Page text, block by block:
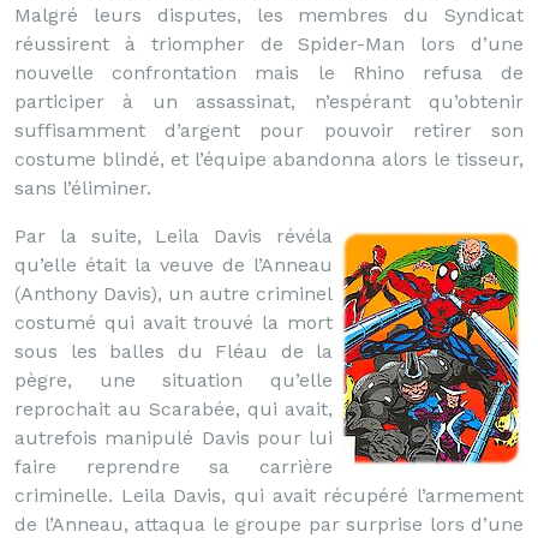
Malgré leurs disputes, les membres du Syndicat
réussirent à triompher de Spider-Man lors d’une
nouvelle confrontation mais le Rhino refusa de
participer à un assassinat, n’espérant qu’obtenir
suffisamment d’argent pour pouvoir retirer son
costume blindé, et l’équipe abandonna alors le tisseur,
sans l’éliminer.
Par la suite, Leila Davis révéla
qu’elle était la veuve de l’Anneau
(Anthony Davis), un autre criminel
costumé qui avait trouvé la mort
sous les balles du Fléau de la
pègre, une situation qu’elle
reprochait au Scarabée, qui avait,
autrefois manipulé Davis pour lui
faire reprendre sa carrière
criminelle. Leila Davis, qui avait récupéré l’armement
de l’Anneau, attaqua le groupe par surprise lors d’une